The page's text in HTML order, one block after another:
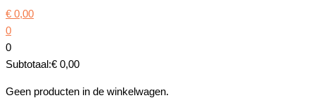
€ 0,00
0
0
Subtotaal:€ 0,00
Geen producten in de winkelwagen.